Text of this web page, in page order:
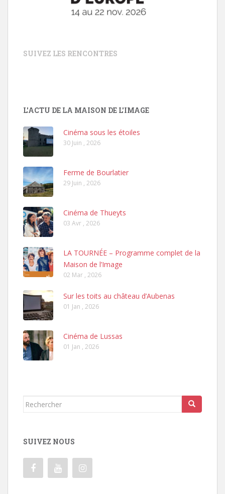
SUIVEZ LES RENCONTRES
L'ACTU DE LA MAISON DE L'IMAGE
Cinéma sous les étoiles
30 Juin , 2026
Ferme de Bourlatier
29 Juin , 2026
Cinéma de Thueyts
03 Avr , 2026
LA TOURNÉE – Programme complet de la
Maison de l’Image
02 Mar , 2026
Sur les toits au château d’Aubenas
01 Jan , 2026
Cinéma de Lussas
01 Jan , 2026
Rechercher...
SUIVEZ NOUS